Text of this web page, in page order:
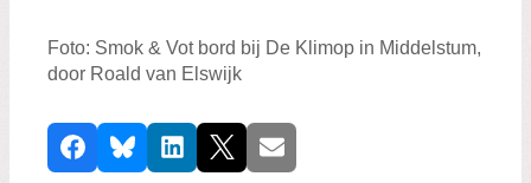
Foto: Smok & Vot bord bij De Klimop in Middelstum,
door Roald van Elswijk
D
e
FacebookBlueskyLinkedIn
X E-mail